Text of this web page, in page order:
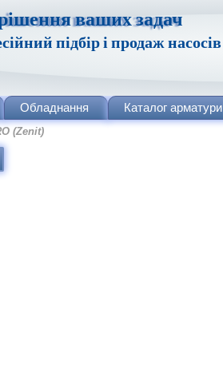
ваших задач
підбір і продаж насосів
Обладнання Каталог арматури
(Zenit)